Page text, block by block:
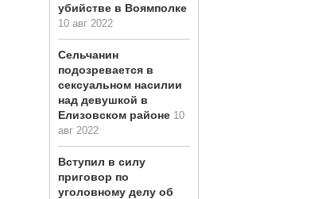
убийстве в Воямполке
10 авг 2022
Сельчанин
подозревается в
сексуальном насилии
над девушкой в
Елизовском районе 10
авг 2022
Вступил в силу
приговор по
уголовному делу об